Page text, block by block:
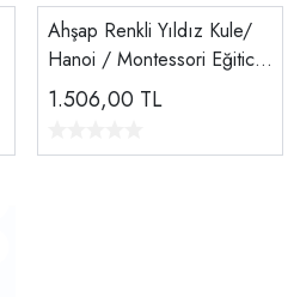
Ahşap Renkli Yıldız Kule/
Hanoi / Montessori Eğitici
Ahşap Denge Oyuncağı
Doğal El Yapımı Ahşap
1.506,00 TL